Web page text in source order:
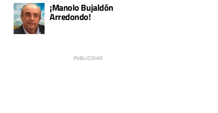
¡Manolo Bujaldón
Arredondo!